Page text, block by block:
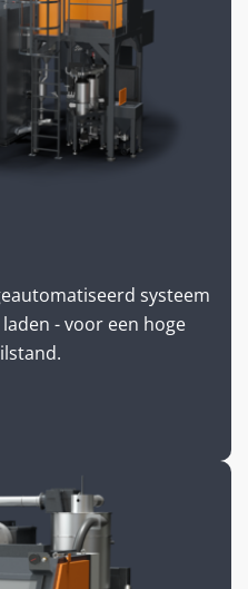
systeem
- voor een hoge